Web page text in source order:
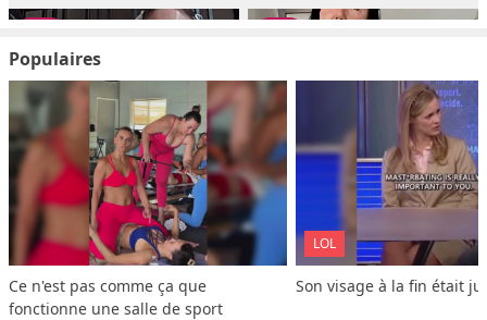
Populaires
Ce n'est pas comme ça que
fonctionne une salle de sport
LOL
Son visage à la fin était